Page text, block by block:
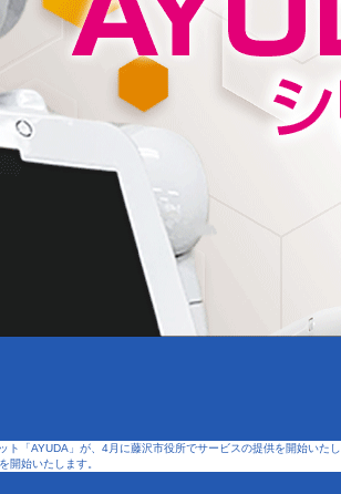
「AYUDA」が、4月に藤沢市役所でサービスの提供を開始いたし
開始いたします。